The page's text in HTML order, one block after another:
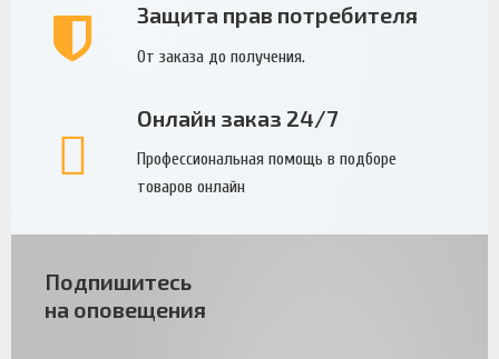
Защита прав потребителя
От заказа до получения.
Онлайн заказ 24/7
Профессиональная помощь в подборе
товаров онлайн
Подпишитесь
на оповещения